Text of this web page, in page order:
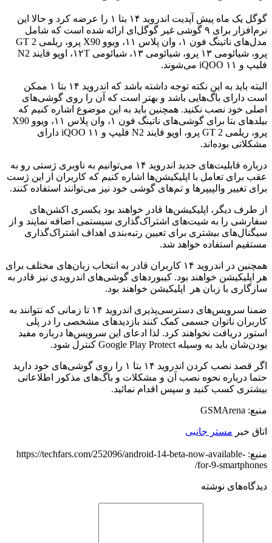
گوگل یک ماه پیش آپدیت اندروید ۱۴ بتا ۱ را عرضه کرد و حالا این
نرم‌افزار برای ۹ گوشی غیر گوگل‌ای ارائه شده است که شامل
مدل‌های ناتینگ فون ۱، وان پلاس ۱۱، ویوو X90 پرو، ریلمی GT 2
پرو، شیائومی ۱۳ پرو، شیائومی ۱۳، شیائومی ۱۲T، اوپو فایند N2
فلیپ و iQOO ۱۱ می‌شوند.
البته باید به این نکته توجه داشته باشد که اندروید ۱۴ بتا ۱ ممکن
است دارای باگ‌هایی باشد و بهتر است که آن را روی گوشی‌های
اصلی خود نصب نکنید. همچنین باید به این موضوع اشاره کنیم که
بیلدهای بتا برای گوشی‌های ناتینگ فون ۱، وان پلاس ۱۱، ویوو X90
پرو، ریلمی GT 2 پرو، اوپو فایند N2 فلیپ و iQOO ۱۱ دارای
مشکلاتی بوده‌اند.
درباره قابلیت‌های جدید اندروید ۱۴ می‌توانیم به ناوبری ژستی رو به
عقب برای تعامل با اپلیکیشن‌ها اشاره کنیم که کاربران از این ژست
برای تغییر والپیپرها و تم‌های گوشی خود نیز می‌توانند استفاده کنند.
از طرف دیگر، اپلیکیشن‌ها قادر خواهند بود یکسری اکشن‌های
سفارشی را به شیت‌های اشتراک‌گذاری سیستمی اضافه نمایند و از
سیگنال‌های بیشتری برای تعیین رتبه‌بندی اهداف اشتراک‌گذاری
مستقیم استفاده خواهد شد.
همچنین در اندروید ۱۴ کاربران قادر به انتخاب زبان‌‌های مختلف برای
هر اپلیکیشن خواهند بود. کیبوردهای گوشی‌های اندرویدی نیز قادر به
سازگاری با‌ زبان هر اپلیکیشن خواهند بود.
ضمنا سرویس‌های دسترسی‌پذیری اندروید ۱۴ تا زمانی که نتوانند به
کاربران ناتوان جسمی کمک کنند بازدیدهای مشخصی را در پلی
استور دریافت نخواهند کرد. لذا ادعای این سرویس‌ها درباره مفید
بودن‌شان باید به وسیله Google Play Protect کنترل شود.
اگر قصد نصب کردن اندروید ۱۴ بتا ۱ را روی گوشی‌های خود دارید
حتما درباره نحوه نصب آن و مشکلات و باگ‌های مذکور اطلاعاتی
بیشتری کسب کنید و سپس اقدام نمائید.
منبع: GSMArena
اتاق خبر مستر جانبی
منبع: https://techfars.com/252096/android-14-beta-now-available-
for-9-smartphones/
دیدگاه‌های نوشته